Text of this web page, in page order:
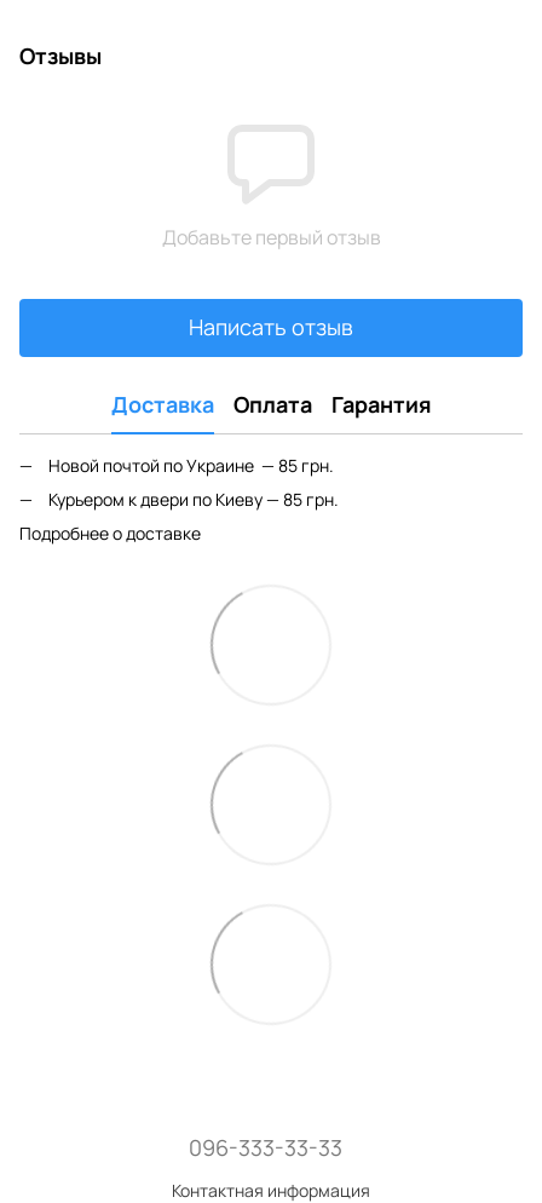
Отзывы
Добавьте первый отзыв
Написать отзыв
Доставка Оплата Гарантия
Новой почтой по Украине — 85 грн.
Курьером к двери по Киеву — 85 грн.
Подробнее о доставке
096-333-33-33
Контактная информация